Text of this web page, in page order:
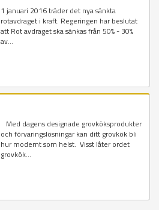
1 januari 2016 träder det nya sänkta
rotavdraget i kraft. Regeringen har beslutat
att Rot avdraget ska sänkas från 50% - 30%
av...
Med dagens designade grovköksprodukter
och förvaringslösningar kan ditt grovkök bli
hur modernt som helst. Visst låter ordet
grovkök...